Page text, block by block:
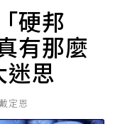
硬邦
有那麼
迷思
定恩